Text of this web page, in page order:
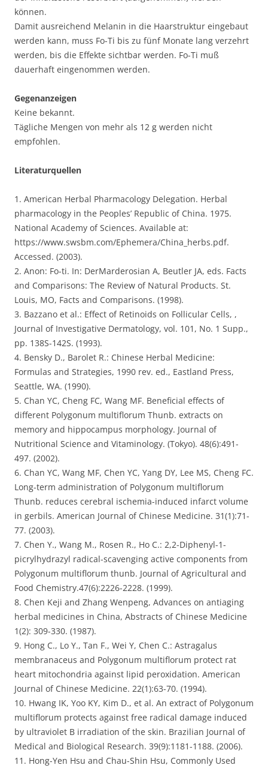
können.
Damit ausreichend Melanin in die Haarstruktur eingebaut
werden kann, muss Fo-Ti bis zu fünf Monate lang verzehrt
werden, bis die Effekte sichtbar werden. Fo-Ti muß
dauerhaft eingenommen werden.
Gegenanzeigen
Keine bekannt.
Tägliche Mengen von mehr als 12 g werden nicht
empfohlen.
Literaturquellen
1. American Herbal Pharmacology Delegation. Herbal
pharmacology in the Peoples’ Republic of China. 1975.
National Academy of Sciences. Available at:
https://www.swsbm.com/Ephemera/China_herbs.pdf.
Accessed. (2003).
2. Anon: Fo-ti. In: DerMarderosian A, Beutler JA, eds. Facts
and Comparisons: The Review of Natural Products. St.
Louis, MO, Facts and Comparisons. (1998).
3. Bazzano et al.: Effect of Retinoids on Follicular Cells, ,
Journal of Investigative Dermatology, vol. 101, No. 1 Supp.,
pp. 138S-142S. (1993).
4. Bensky D., Barolet R.: Chinese Herbal Medicine:
Formulas and Strategies, 1990 rev. ed., Eastland Press,
Seattle, WA. (1990).
5. Chan YC, Cheng FC, Wang MF. Beneficial effects of
different Polygonum multiflorum Thunb. extracts on
memory and hippocampus morphology. Journal of
Nutritional Science and Vitaminology. (Tokyo). 48(6):491-
497. (2002).
6. Chan YC, Wang MF, Chen YC, Yang DY, Lee MS, Cheng FC.
Long-term administration of Polygonum multiflorum
Thunb. reduces cerebral ischemia-induced infarct volume
in gerbils. American Journal of Chinese Medicine. 31(1):71-
77. (2003).
7. Chen Y., Wang M., Rosen R., Ho C.: 2,2-Diphenyl-1-
picrylhydrazyl radical-scavenging active components from
Polygonum multiflorum thunb. Journal of Agricultural and
Food Chemistry.47(6):2226-2228. (1999).
8. Chen Keji and Zhang Wenpeng, Advances on antiaging
herbal medicines in China, Abstracts of Chinese Medicine
1(2): 309-330. (1987).
9. Hong C., Lo Y., Tan F., Wei Y, Chen C.: Astragalus
membranaceus and Polygonum multiflorum protect rat
heart mitochondria against lipid peroxidation. American
Journal of Chinese Medicine. 22(1):63-70. (1994).
10. Hwang IK, Yoo KY, Kim D., et al. An extract of Polygonum
multiflorum protects against free radical damage induced
by ultraviolet B irradiation of the skin. Brazilian Journal of
Medical and Biological Research. 39(9):1181-1188. (2006).
11. Hong-Yen Hsu and Chau-Shin Hsu, Commonly Used